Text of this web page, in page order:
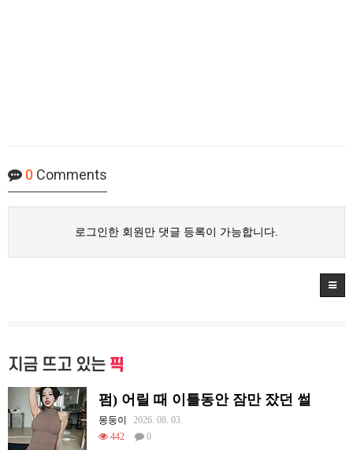
0 Comments
로그인한 회원만 댓글 등록이 가능합니다.
지금 뜨고 있는 픽
펌) 어릴 때 이틀동안 잠만 잤던 썰
몽둥이
2026. 08. 03.
442
0